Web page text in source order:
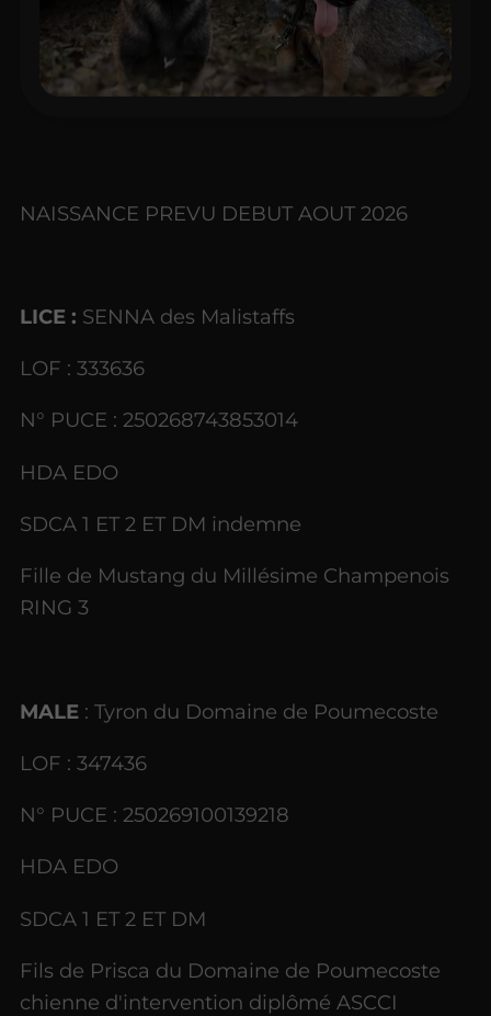
NAISSANCE PREVU DEBUT AOUT 2026
LICE : SENNA des Malistaffs
LOF : 333636
N° PUCE : 250268743853014
HDA EDO
SDCA 1 ET 2 ET DM indemne
Fille de Mustang du Millésime Champenois
RING 3
MALE : Tyron du Domaine de Poumecoste
LOF : 347436
N° PUCE : 250269100139218
HDA EDO
SDCA 1 ET 2 ET DM
Fils de Prisca du Domaine de Poumecoste
chienne d'intervention diplômé ASCCI